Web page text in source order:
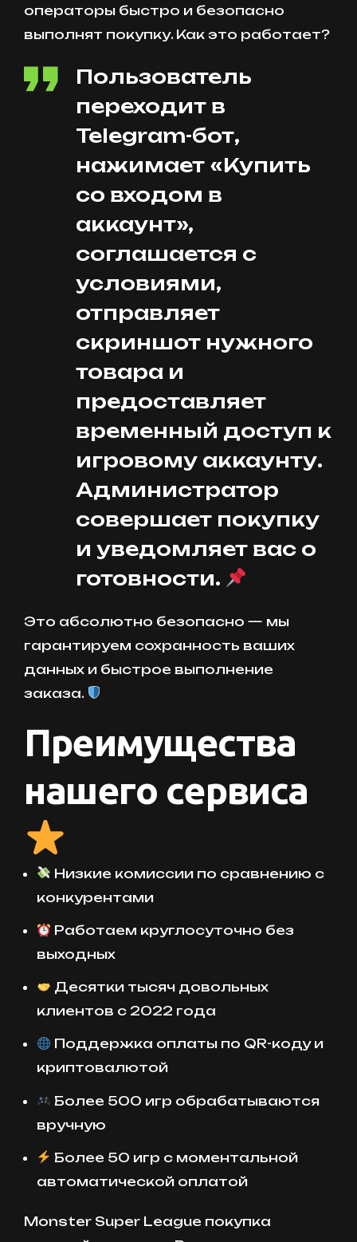
операторы быстро и безопасно
выполнят покупку. Как это работает?
Пользователь
переходит в
Telegram-бот,
нажимает «Купить
со входом в
аккаунт»,
соглашается с
условиями,
отправляет
скриншот нужного
товара и
предоставляет
временный доступ к
игровому аккаунту.
Администратор
совершает покупку
и уведомляет вас о
готовности.
Это абсолютно безопасно — мы
гарантируем сохранность ваших
данных и быстрое выполнение
заказа.
Преимущества
нашего сервиса
Низкие комиссии по сравнению с
конкурентами
Работаем круглосуточно без
выходных
Десятки тысяч довольных
клиентов с 2022 года
Поддержка оплаты по QR-коду и
криптовалютой
Более 500 игр обрабатываются
вручную
Более 50 игр с моментальной
автоматической оплатой
Monster Super League покупка